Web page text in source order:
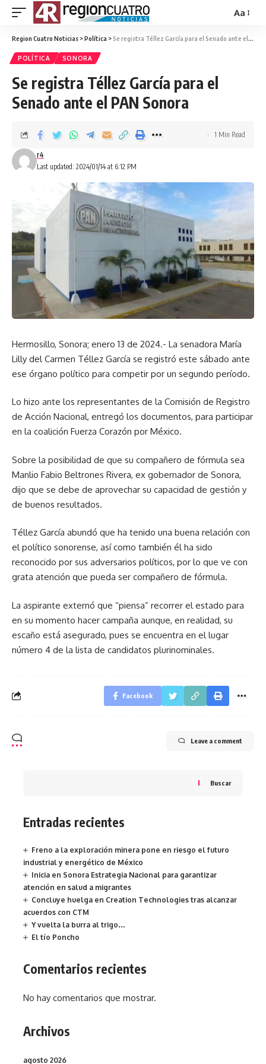
Aa
Region Cuatro Noticias >Política >Se registra Téllez García para el Senado ante el PAN Sonora
POLÍTICA SONORA
Se registra Téllez García para el
Senado ante el PAN Sonora
Last updated: 2024/01/14 at 6:12 PM
r4
1 Min Read
Hermosillo, Sonora; enero 13 de 2024.- La senadora María
Lilly del Carmen Téllez García se registró este sábado ante
ese órgano político para competir por un segundo período.
Lo hizo ante los representantes de la Comisión de Registro
de Acción Nacional, entregó los documentos, para participar
en la coalición Fuerza Corazón por México.
Sobre la posibilidad de que su compañero de fórmula sea
Manlio Fabio Beltrones Rivera, ex gobernador de Sonora,
dijo que se debe de aprovechar su capacidad de gestión y
de buenos resultados.
Téllez García abundó que ha tenido una buena relación con
el político sonorense, así como también él ha sido
reconocido por sus adversarios políticos, por lo que ve con
grata atención que pueda ser compañero de fórmula.
La aspirante externó que “piensa” recorrer el estado para
en su momento hacer campaña aunque, en realidad, su
escaño está asegurado, pues se encuentra en el lugar
número 4 de la lista de candidatos plurinominales.
Facebook
Leave a comment
Buscar
Entradas recientes
Freno a la exploración minera pone en riesgo el futuro
industrial y energético de México
Inicia en Sonora Estrategia Nacional para garantizar
atención en salud a migrantes
Concluye huelga en Creation Technologies tras alcanzar
acuerdos con CTM
Y vuelta la burra al trigo…
El tío Poncho
Comentarios recientes
No hay comentarios que mostrar.
Archivos
agosto 2026